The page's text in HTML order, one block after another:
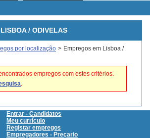
/ ODIVELAS
por localização > Empregos em Lisboa /
empregos com estes critérios.
.
Entrar - Candidatos
Meu currículo
Registar empregos
Empregadores - Preçario